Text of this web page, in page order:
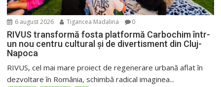
6 august 2026 Tigancea Madalina 0
RIVUS transformă fosta platformă Carbochim într-
un nou centru cultural și de divertisment din Cluj-
Napoca
RIVUS, cel mai mare proiect de regenerare urbană aflat în
dezvoltare în România, schimbă radical imaginea...